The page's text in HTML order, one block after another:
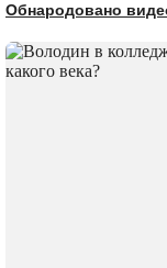
Обнародовано